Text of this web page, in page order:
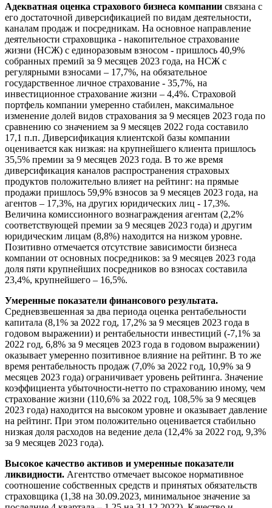
Адекватная оценка страхового бизнеса компании связана с
его достаточной диверсификацией по видам деятельности,
каналам продаж и посредникам. На основное направление
деятельности страховщика - накопительное страхование
жизни (НСЖ) с единоразовым взносом - пришлось 40,9%
собранных премий за 9 месяцев 2023 года, на НСЖ с
регулярными взносами – 17,7%, на обязательное
государственное личное страхование - 35,7%, на
инвестиционное страхование жизни – 4,4%. Страховой
портфель компании умеренно стабилен, максимальное
изменение долей видов страхования за 9 месяцев 2023 года по
сравнению со значением за 9 месяцев 2022 года составило
17,1 п.п. Диверсификация клиентской базы компании
оценивается как низкая: на крупнейшего клиента пришлось
35,5% премии за 9 месяцев 2023 года. В то же время
диверсификация каналов распространения страховых
продуктов положительно влияет на рейтинг: на прямые
продажи пришлось 59,9% взносов за 9 месяцев 2023 года, на
агентов – 17,3%, на других юридических лиц - 17,3%.
Величина комиссионного вознаграждения агентам (2,2%
соответствующей премии за 9 месяцев 2023 года) и другим
юридическим лицам (8,8%) находится на низком уровне.
Позитивно отмечается отсутствие зависимости бизнеса
компании от основных посредников: за 9 месяцев 2023 года
доля пяти крупнейших посредников во взносах составила
23,4%, крупнейшего – 16,5%.
Умеренные показатели финансового результата.
Средневзвешенная за два периода оценка рентабельности
капитала (8,1% за 2022 год, 17,2% за 9 месяцев 2023 года в
годовом выражении) и рентабельности инвестиций (-7,1% за
2022 год, 6,8% за 9 месяцев 2023 года в годовом выражении)
оказывает умеренно позитивное влияние на рейтинг. В то же
время рентабельность продаж (7,0% за 2022 год, 10,9% за 9
месяцев 2023 года) ограничивает уровень рейтинга. Значение
коэффициента убыточности-нетто по страхованию иному, чем
страхование жизни (110,6% за 2022 год, 108,5% за 9 месяцев
2023 года) находится на высоком уровне и оказывает давление
на рейтинг. При этом положительно оценивается стабильно
низкая доля расходов на ведение дела (12,4% за 2022 год, 9,3%
за 9 месяцев 2023 года).
Высокое качество активов и умеренные показатели
ликвидности. Агентство отмечает высокое нормативное
соотношение собственных средств и принятых обязательств
страховщика (1,38 на 30.09.2023, минимальное значение за